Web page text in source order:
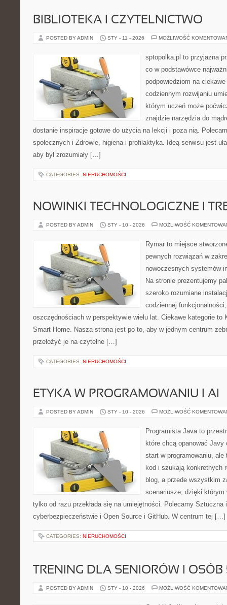
BIBLIOTEKA I CZYTELNICTWO
POSTED BY ADMIN STY - 11 - 2026 MOŻLIWOŚĆ
sptopolka.pl to przyjazna
co w podstawówce
podpowiedziom na
codziennym rozwijaniu
którym uczeń może
znajdzie narzędzia do
dostanie inspiracje gotowe do użycia na lekcji i poza nią.
społecznych i Zdrowie, higiena i profilaktyka. Ideą serwisu jest
aby był zrozumiały […]
CATEGORIES: NIERUCHOMOŚCI
NOWINKI TECHNOLOGICZNE I
POSTED BY ADMIN STY - 10 - 2026 MOŻLIWOŚĆ
Rymar to miejsce
pewnych rozwiązań w
nowoczesnych systemów
Na stronie prezentujemy
szeroko rozumiane
codziennej
oszczędnościach w perspektywie wielu lat. Ciekawe kategorie to
Smart Home. Nasza strona jest po to, aby w jednym centrum
przełożyć je na czytelne […]
CATEGORIES: NIERUCHOMOŚCI
ETYKA W PROGRAMOWANIU I AI
POSTED BY ADMIN STY - 10 - 2026 MOŻLIWOŚĆ
Programista Java to
które chcą opanować
start w programowaniu,
kod i szukają konkretnych
blog, a przede wszystkim
scenariusze, dzięki którym
tylko od razu przekłada się na umiejętności. Polecamy Sztuczna
cyberbezpieczeństwie i Open Source i GitHub. W centrum tej […]
CATEGORIES: NIERUCHOMOŚCI
TRENING DLA SENIORÓW I OSÓB
POSTED BY ADMIN STY - 10 - 2026 MOŻLIWOŚĆ